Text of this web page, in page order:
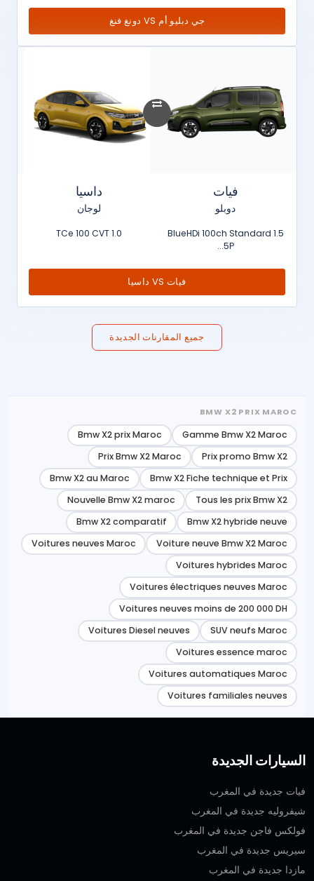
جي دبليو أم VS دونغ فنغ
فيات
دوبلو
1.5 BlueHDi 100ch Standard
5P...
داسيا
لوجان
1.0 TCe 100 CVT
فيات VS داسيا
جميع المقارنات الجديدة
BMW X2 PRIX MAROC
Gamme Bmw X2 Maroc
Bmw X2 prix Maroc
Prix promo Bmw X2
Prix Bmw X2 Maroc
Bmw X2 Fiche technique et Prix
Bmw X2 au Maroc
Tous les prix Bmw X2
Nouvelle Bmw X2 maroc
Bmw X2 hybride neuve
Bmw X2 comparatif
Voiture neuve Bmw X2 Maroc
Voitures neuves Maroc
Voitures hybrides Maroc
Voitures électriques neuves Maroc
Voitures neuves moins de 200 000 DH
SUV neufs Maroc
Voitures Diesel neuves
Voitures essence maroc
Voitures automatiques Maroc
Voitures familiales neuves
السيارات الجديدة
فيات جديدة في المغرب
شيفروليه جديدة في المغرب
فولكس فاجن جديدة في المغرب
سيريس جديدة في المغرب
مازدا جديدة في المغرب